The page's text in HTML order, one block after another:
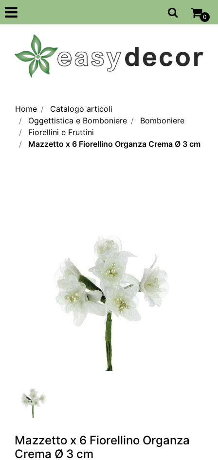
Open
0
Home
Catalogo articoli
Oggettistica e Bomboniere
Bomboniere
Fiorellini e Fruttini
Mazzetto x 6 Fiorellino Organza Crema Ø 3 cm
Mazzetto x 6 Fiorellino Organza
Crema Ø 3 cm